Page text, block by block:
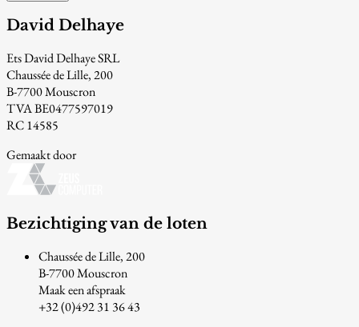
David Delhaye
Ets David Delhaye SRL
Chaussée de Lille, 200
B-7700 Mouscron
TVA BE0477597019
RC 14585
Gemaakt door
Bezichtiging van de loten
Chaussée de Lille, 200
B-7700 Mouscron
Maak een afspraak
+32 (0)492 31 36 43